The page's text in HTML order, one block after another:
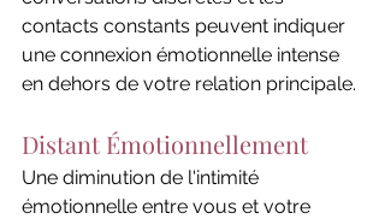
contacts constants peuvent indiquer
une connexion émotionnelle intense
en dehors de votre relation principale.
Distant Émotionnellement
Une diminution de l'intimité
émotionnelle entre vous et votre